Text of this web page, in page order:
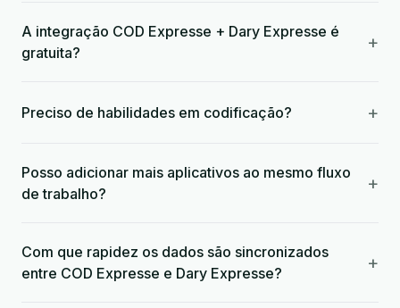
A integração COD Expresse + Dary Expresse é
gratuita?
+
Preciso de habilidades em codificação? +
Posso adicionar mais aplicativos ao mesmo fluxo
de trabalho?
+
Com que rapidez os dados são sincronizados
entre COD Expresse e Dary Expresse?
+